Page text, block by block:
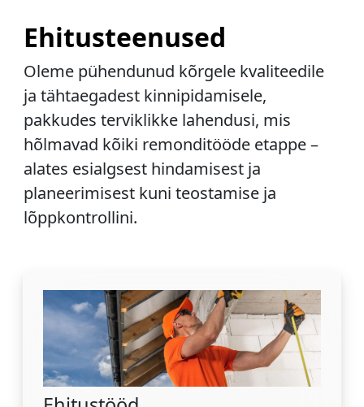
Ehitusteenused
Oleme pühendunud kõrgele kvaliteedile
ja tähtaegadest kinnipidamisele,
pakkudes terviklikke lahendusi, mis
hõlmavad kõiki remonditööde etappe –
alates esialgsest hindamisest ja
planeerimisest kuni teostamise ja
lõppkontrollini.